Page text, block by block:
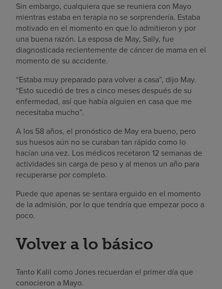
Sin embargo, cualquiera que se reuniera con Mayo
mientras estaba en terapia no se sorprendería. Estaba
motivado en el momento en que lo admitieron y por
una buena razón. La esposa de May, Sally, fue
diagnosticada recientemente de cáncer de mama en el
momento de su accidente.
“Estaba muy preparado para volver a casa”, dijo May.
“Esto sucedió de tres a cinco meses después de su
enfermedad, así que había alguien en casa que me
necesitaba mucho”.
A los 58 años, el pronóstico de May era bueno, pero
sus huesos aún no se curaban tan rápido como lo
hacían una vez. Los médicos recetaron 12 semanas de
actividades sin carga de peso y al menos un año para
recuperarse por completo.
Puede que apenas se sentara erguido en el momento
de la admisión, por lo que tendría que empezar poco a
poco.
Volver a lo básico
Tanto Kalil como Jones recuerdan el primer día que
conocieron a Mayo.